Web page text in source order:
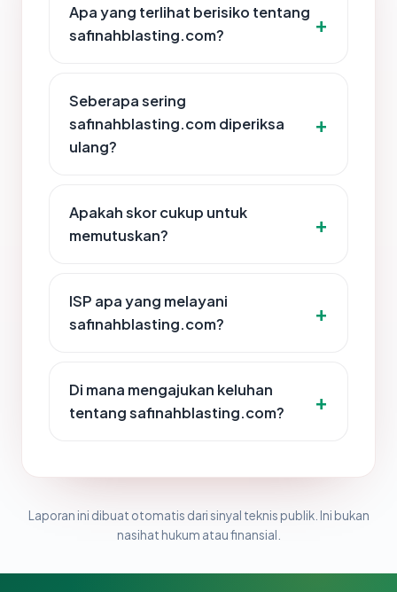
Apa yang terlihat berisiko tentang
safinahblasting.com?
Seberapa sering
safinahblasting.com diperiksa
ulang?
Apakah skor cukup untuk
memutuskan?
ISP apa yang melayani
safinahblasting.com?
Di mana mengajukan keluhan
tentang safinahblasting.com?
Laporan ini dibuat otomatis dari sinyal teknis publik. Ini bukan
nasihat hukum atau finansial.